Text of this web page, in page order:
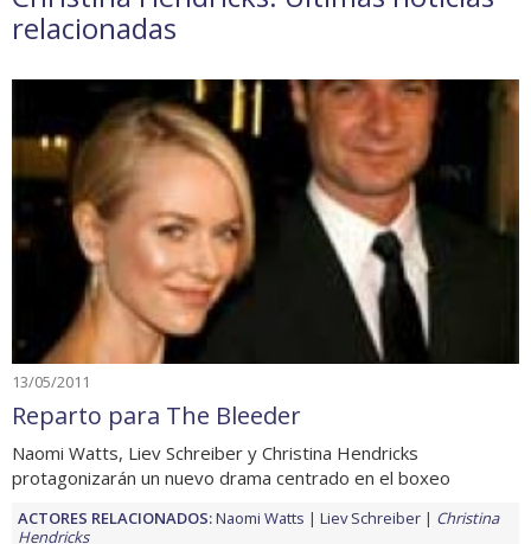
relacionadas
13/05/2011
Reparto para The Bleeder
Naomi Watts, Liev Schreiber y Christina Hendricks
protagonizarán un nuevo drama centrado en el boxeo
ACTORES RELACIONADOS:Naomi Watts Liev Schreiber
Christina
Hendricks